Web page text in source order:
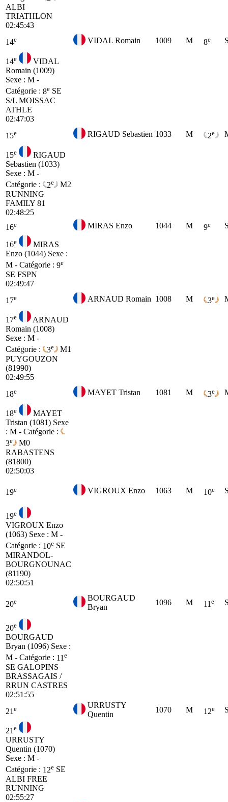
ALBI
TRIATHLON
02:45:43
14e VIDAL Romain 1009 M 8e
14e
VIDAL
Romain (1009)
Sexe : M -
Catégorie : 8e SE
S/L MOISSAC
ATHLE
02:47:03
15e RIGAUD Sebastien 1033 M 2e
15e
RIGAUD
Sebastien (1033)
Sexe : M -
Catégorie :
2e
M2
RUNNING
FAMILY 81
02:48:25
16e MIRAS Enzo 1044 M 9e
16e
MIRAS
Enzo (1044) Sexe :
M - Catégorie : 9e
SE FSPN
02:49:47
17e ARNAUD Romain 1008 M 3e
17e
ARNAUD
Romain (1008)
Sexe : M -
Catégorie :
3e
M1
PUYGOUZON
(81990)
02:49:55
18e MAYET Tristan 1081 M 3e
18e
MAYET
Tristan (1081) Sexe
: M - Catégorie :
3e
M0
RABASTENS
(81800)
02:50:03
19e VIGROUX Enzo 1063 M 10e
19e
VIGROUX Enzo
(1063) Sexe : M -
Catégorie : 10e SE
MIRANDOL-
BOURGNOUNAC
(81190)
02:50:51
20e
BOURGAUD
Bryan
1096 M 11 e
20e
BOURGAUD
Bryan (1096) Sexe :
M - Catégorie : 11 e
SE GALOPINS
BRASSAGAIS /
RRUN CASTRES
02:51:55
21 e
URRUSTY
Quentin
1070 M 12e
21 e
URRUSTY
Quentin (1070)
Sexe : M -
Catégorie : 12e SE
ALBI FREE
RUNNING
02:55:27